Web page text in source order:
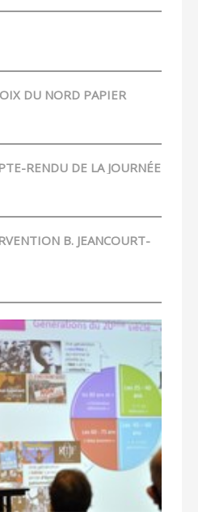
DU NORD PAPIER
RENDU DE LA JOURNÉE
B. JEANCOURT-